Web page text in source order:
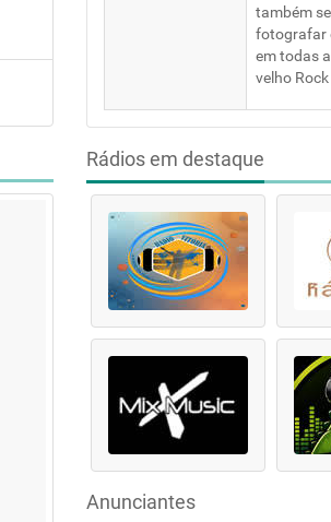
também
fotografar
em todas
velho
Rádios em destaque
Anunciantes